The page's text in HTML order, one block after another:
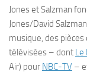
Jones et Salzman
Jones/David
musique, des
télévisées – dont Le
Air) pour NBC-TV –